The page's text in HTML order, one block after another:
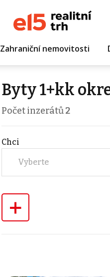
Zahraniční nemovitosti
Byty 1+kk
Počet inzerátů2
Chci
Vyberte
+